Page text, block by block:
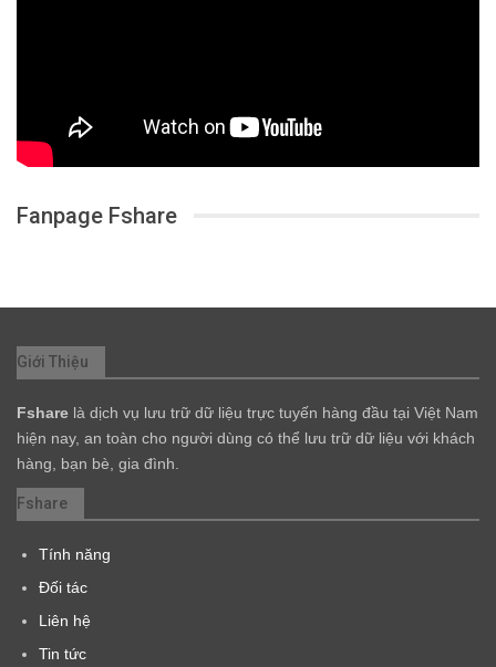
Fanpage Fshare
Giới Thiệu
Fshare là dịch vụ lưu trữ dữ liệu trực tuyến hàng đầu tại Việt Nam
hiện nay, an toàn cho người dùng có thể lưu trữ dữ liệu với khách
hàng, bạn bè, gia đình.
Fshare
Tính năng
Đối tác
Liên hệ
Tin tức